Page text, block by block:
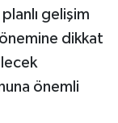
gelişim
dikkat
önemli